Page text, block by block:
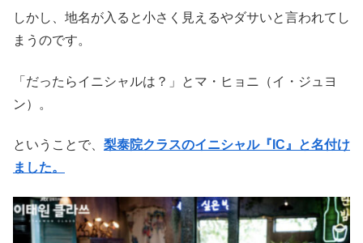
しかし、地名が入ると小さく見えるやダサいと言われてし
まうのです。
「だったらイニシャルは？」とマ・ヒョニ（イ・ジュヨ
ン）。
ということで、 梨泰院クラスのイニシャル『IC』と名付け
ました。